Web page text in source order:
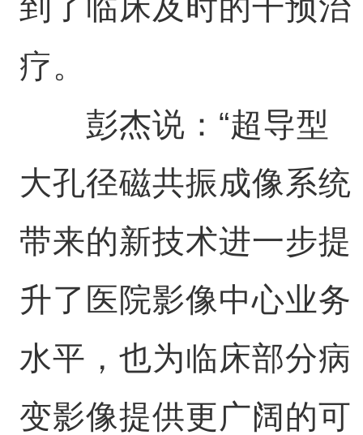
疗。
彭杰说：“超导型
大孔径磁共振成像系统
带来的新技术进一步提
升了医院影像中心业务
水平，也为临床部分病
变影像提供更广阔的可